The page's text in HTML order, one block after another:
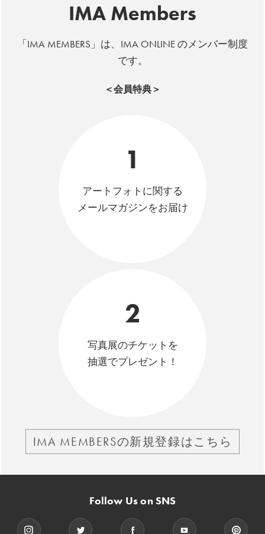
IMA Members
「IMA MEMBERS」は、IMA ONLINE のメンバー制度
です。
＜会員特典＞
1
アートフォトに関する
メールマガジンをお届け
2
写真展のチケットを
抽選でプレゼント！
IMA MEMBERSの新規登録はこちら
Follow Us on SNS